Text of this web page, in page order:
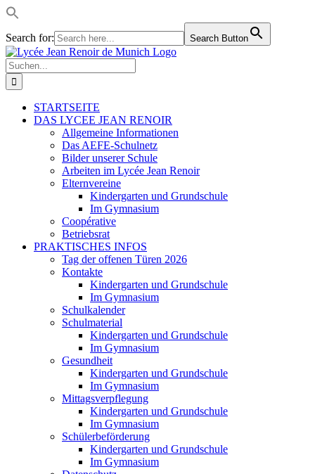
Search for: Search Button
Skip
to
content
LinkedIn
Facebook
Instagram
Rss
Suche
nach:
STARTSEITE
DAS LYCEE JEAN RENOIR
Allgemeine Informationen
Das AEFE-Schulnetz
Bilder unserer Schule
Arbeiten im Lycée Jean Renoir
Elternvereine
Kindergarten und Grundschule
Im Gymnasium
Coopérative
Betriebsrat
PRAKTISCHES INFOS
Tag der offenen Türen 2026
Kontakte
Kindergarten und Grundschule
Im Gymnasium
Schulkalender
Schulmaterial
Kindergarten und Grundschule
Im Gymnasium
Gesundheit
Kindergarten und Grundschule
Im Gymnasium
Mittagsverpflegung
Kindergarten und Grundschule
Im Gymnasium
Schülerbeförderung
Kindergarten und Grundschule
Im Gymnasium